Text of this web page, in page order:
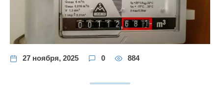
27 ноября, 2025 0 884